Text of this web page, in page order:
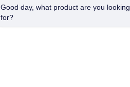
Good day, what product are you looking
for?